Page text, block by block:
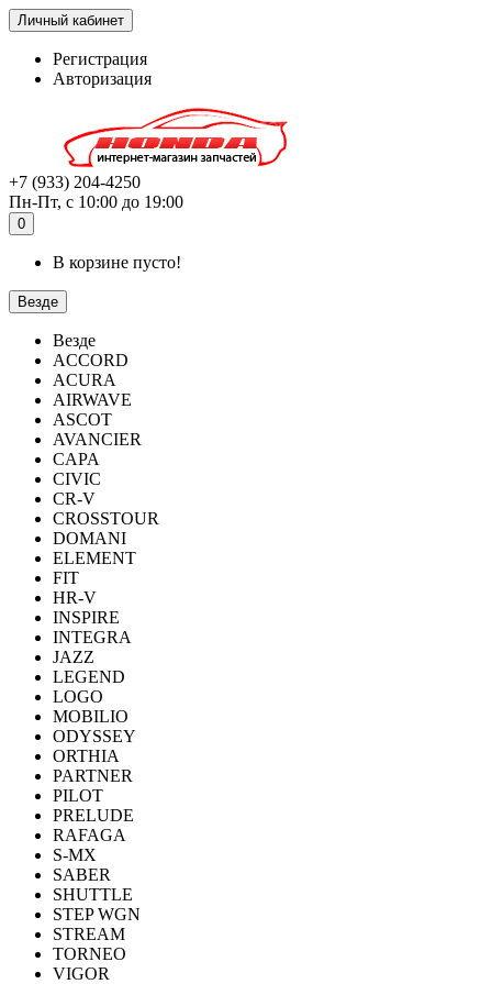
Личный кабинет
Регистрация
Авторизация
+7 (933) 204-4250
Пн-Пт, с 10:00 до 19:00
0
В корзине пусто!
Везде
Везде
ACCORD
ACURA
AIRWAVE
ASCOT
AVANCIER
CAPA
CIVIC
CR-V
CROSSTOUR
DOMANI
ELEMENT
FIT
HR-V
INSPIRE
INTEGRA
JAZZ
LEGEND
LOGO
MOBILIO
ODYSSEY
ORTHIA
PARTNER
PILOT
PRELUDE
RAFAGA
S-MX
SABER
SHUTTLE
STEP WGN
STREAM
TORNEO
VIGOR